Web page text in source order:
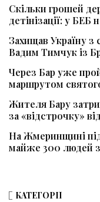
Скільки грошей
детінізації: у БЕБ
Захищав Україну з
Вадим Тимчук із
Через Бар уже
маршрутом
Жителя Бару
за «відстрочку»
На Жмеринщині
майже 300 людей
КАТЕГОРІЇ